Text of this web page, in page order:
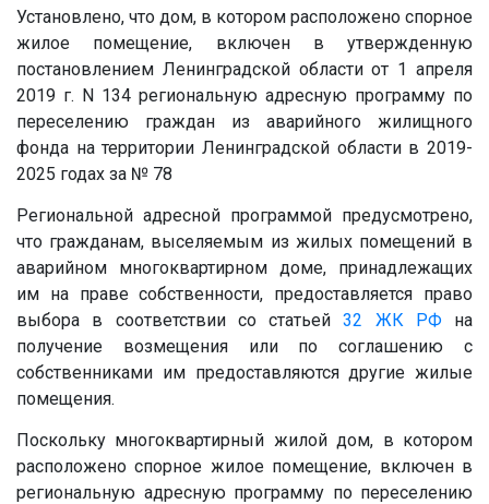
Установлено, что дом, в котором расположено спорное
жилое помещение, включен в утвержденную
постановлением Ленинградской области от 1 апреля
2019 г. N 134 региональную адресную программу по
переселению граждан из аварийного жилищного
фонда на территории Ленинградской области в 2019-
2025 годах за № 78
Региональной адресной программой предусмотрено,
что гражданам, выселяемым из жилых помещений в
аварийном многоквартирном доме, принадлежащих
им на праве собственности, предоставляется право
выбора в соответствии со статьей32 ЖК РФна
получение возмещения или по соглашению с
собственниками им предоставляются другие жилые
помещения.
Поскольку многоквартирный жилой дом, в котором
расположено спорное жилое помещение, включен в
региональную адресную программу по переселению